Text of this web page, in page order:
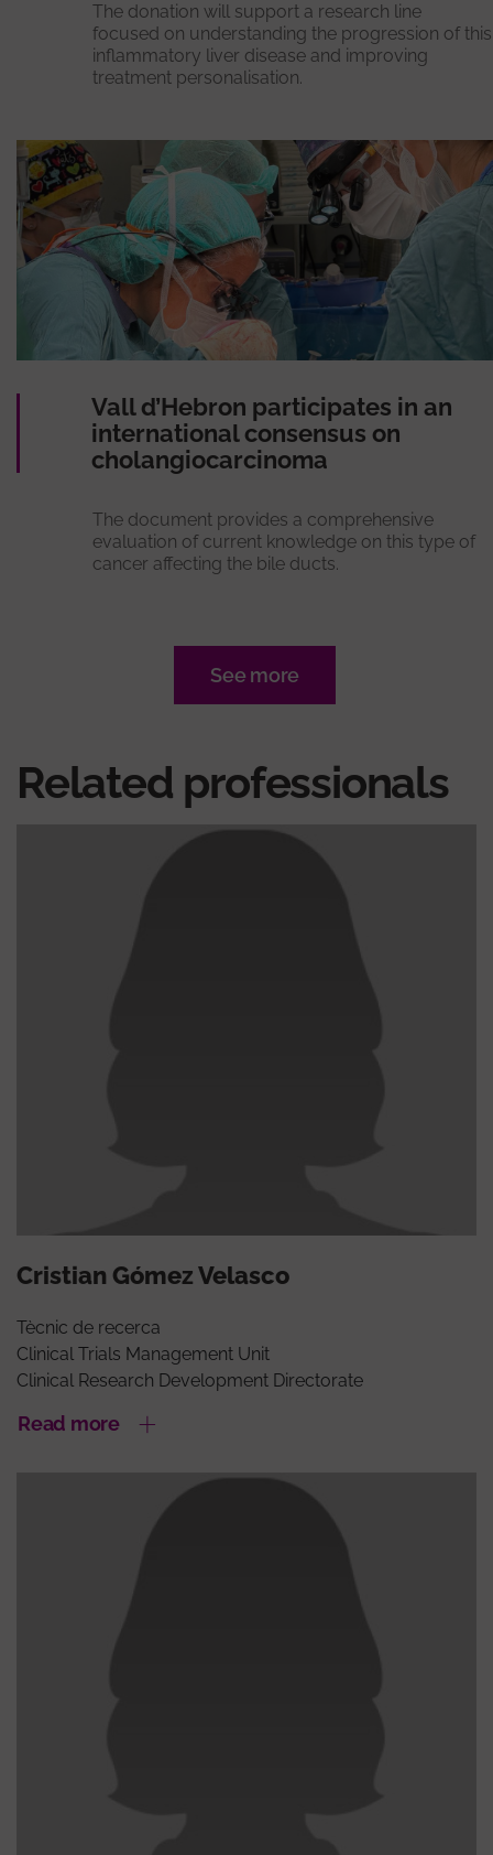
The donation will support a research line
focused on understanding the progression of this
inflammatory liver disease and improving
treatment personalisation.
Vall d’Hebron participates in an
international consensus on
cholangiocarcinoma
The document provides a comprehensive
evaluation of current knowledge on this type of
cancer affecting the bile ducts.
See more
Related professionals
Cristian Gómez Velasco
Tècnic de recerca
Clinical Trials Management Unit
Clinical Research Development Directorate
Read more